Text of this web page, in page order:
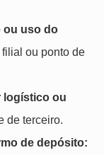
ou uso do
ou ponto de
logístico ou
de terceiro.
de depósito: